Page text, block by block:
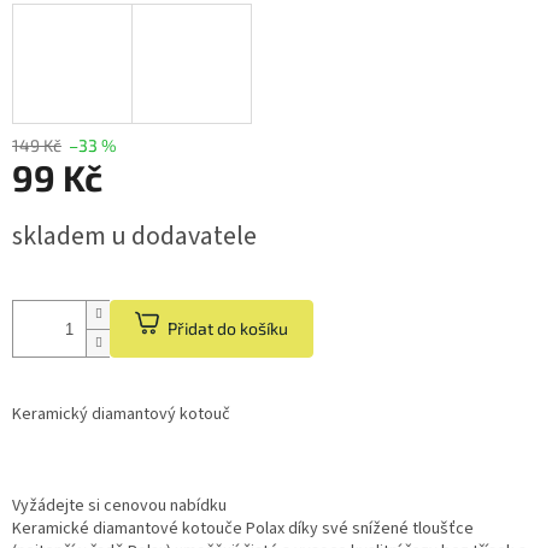
149 Kč –33 %
99 Kč
cena:
skladem u dodavatele
Přidat do košíku
Keramický diamantový kotouč
Vyžádejte si cenovou nabídku
Keramické diamantové kotouče Polax díky své snížené tloušťce